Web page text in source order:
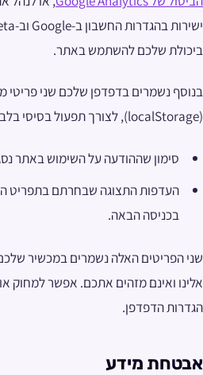
ביכולת שלכם להשתמש באתר.
בנוסף נשמרים בדפדפן שלכם שני פריטי
(localStorage), לצורך תפעול בסיסי בלבד:
סימון שההודעה על השימוש באתר
העדפות התצוגה שבחרתם בתפריט
בכניסה הבאה.
שני הפריטים האלה נשמרים במכשיר
אלינו ואינם מזהים אתכם. אפשר למחוק
הגדרות הדפדפן.
אבטחת מידע